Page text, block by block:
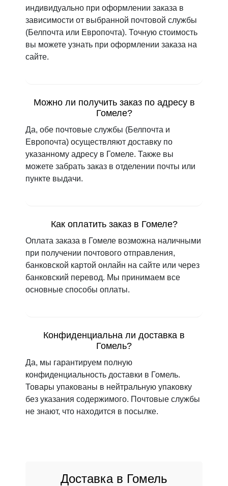
индивидуально при оформлении заказа в
зависимости от выбранной почтовой службы
(Белпочта или Европочта). Точную стоимость
вы можете узнать при оформлении заказа на
сайте.
Можно ли получить заказ по адресу в
Гомеле?
Да, обе почтовые службы (Белпочта и
Европочта) осуществляют доставку по
указанному адресу в Гомеле. Также вы
можете забрать заказ в отделении почты или
пункте выдачи.
Как оплатить заказ в Гомеле?
Оплата заказа в Гомеле возможна наличными
при получении почтового отправления,
банковской картой онлайн на сайте или через
банковский перевод. Мы принимаем все
основные способы оплаты.
Конфиденциальна ли доставка в
Гомель?
Да, мы гарантируем полную
конфиденциальность доставки в Гомель.
Товары упакованы в нейтральную упаковку
без указания содержимого. Почтовые службы
не знают, что находится в посылке.
Доставка в Гомель